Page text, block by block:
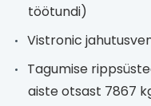
töötundi)
Vistronic
Tagumise
aiste otsast 7867